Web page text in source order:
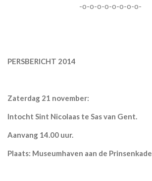
-o-o-o-o-o-o-o-o-
PERSBERICHT 2014
Zaterdag 21 november:
Intocht Sint Nicolaas te Sas van Gent.
Aanvang 14.00 uur.
Plaats: Museumhaven aan de Prinsenkade